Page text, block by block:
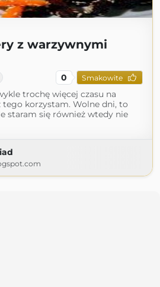
z warzywnymi
0 Smakowite
trochę więcej czasu na
korzystam. Wolne dni, to
staram się również wtedy nie